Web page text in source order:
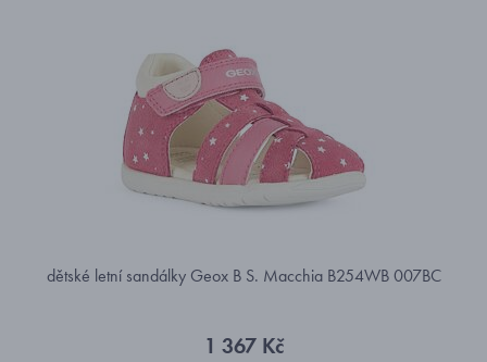
dětské letní sandálky Geox B S. Macchia B254WB 007BC
1 367 Kč